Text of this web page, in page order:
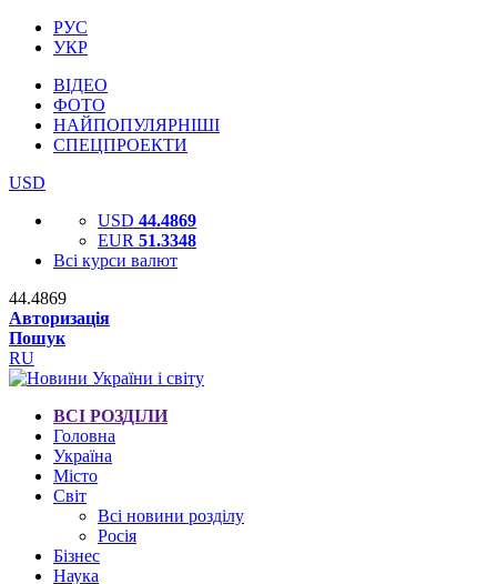
РУС
УКР
ВІДЕО
ФОТО
НАЙПОПУЛЯРНІШІ
СПЕЦПРОЕКТИ
USD
USD 44.4869
EUR 51.3348
Всі курси валют
44.4869
Авторизація
Пошук
RU
ВСІ РОЗДІЛИ
Головна
Україна
Місто
Світ
Всі новини розділу
Росія
Бізнес
Наука